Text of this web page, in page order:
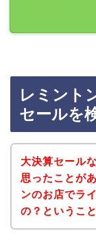
レミント
セールを
大決算セール
思ったことが
ンのお店でラ
の？ということ